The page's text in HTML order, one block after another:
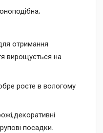
отримання
вирощується на
росте в вологому
посадки.